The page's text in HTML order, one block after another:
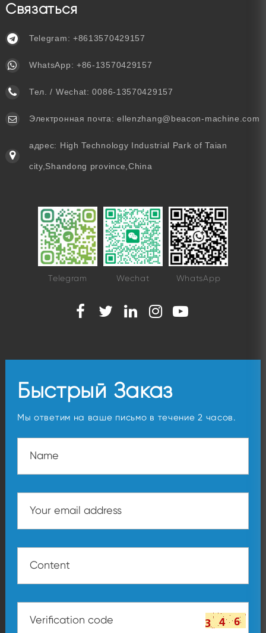
Связаться
Telegram: +8613570429157
WhatsApp: +86-13570429157
Тел. / Wechat:0086-13570429157
Электронная почта:ellenzhang@beacon-machine.com
адрес: High Technology Industrial Park of Taian
city,Shandong province,China
Telegram Wechat WhatsApp
Быстрый Заказ
Мы ответим на ваше письмо в течение 2 часов.